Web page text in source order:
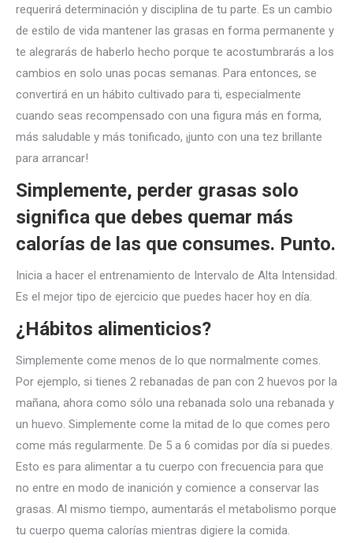
requerirá determinación y disciplina de tu parte. Es un cambio
de estilo de vida mantener las grasas en forma permanente y
te alegrarás de haberlo hecho porque te acostumbrarás a los
cambios en solo unas pocas semanas. Para entonces, se
convertirá en un hábito cultivado para ti, especialmente
cuando seas recompensado con una figura más en forma,
más saludable y más tonificado, ¡junto con una tez brillante
para arrancar!
Simplemente, perder grasas solo
significa que debes quemar más
calorías de las que consumes. Punto.
Inicia a hacer el entrenamiento de Intervalo de Alta Intensidad.
Es el mejor tipo de ejercicio que puedes hacer hoy en día.
¿Hábitos alimenticios?
Simplemente come menos de lo que normalmente comes.
Por ejemplo, si tienes 2 rebanadas de pan con 2 huevos por la
mañana, ahora como sólo una rebanada solo una rebanada y
un huevo. Simplemente come la mitad de lo que comes pero
come más regularmente. De 5 a 6 comidas por día si puedes.
Esto es para alimentar a tu cuerpo con frecuencia para que
no entre en modo de inanición y comience a conservar las
grasas. Al mismo tiempo, aumentarás el metabolismo porque
tu cuerpo quema calorías mientras digiere la comida.